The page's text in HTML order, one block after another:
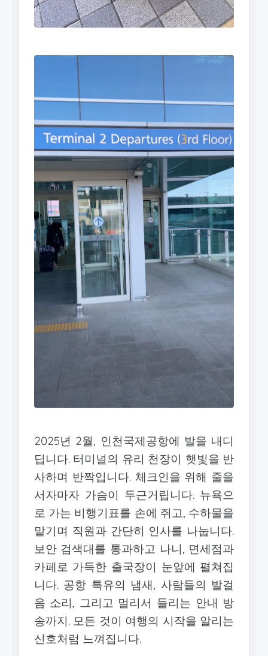
2025년 2월, 인천국제공항에 발을 내디
딥니다. 터미널의 유리 천장이 햇빛을 반
사하며 반짝입니다. 체크인을 위해 줄을
서자마자 가슴이 두근거립니다. 뉴욕으
로 가는 비행기표를 손에 쥐고, 수하물을
맡기며 직원과 간단히 인사를 나눕니다.
보안 검색대를 통과하고 나니, 면세점과
카페로 가득한 출국장이 눈앞에 펼쳐집
니다. 공항 특유의 냄새, 사람들의 발걸
음 소리, 그리고 멀리서 들리는 안내 방
송까지. 모든 것이 여행의 시작을 알리는
신호처럼 느껴집니다.